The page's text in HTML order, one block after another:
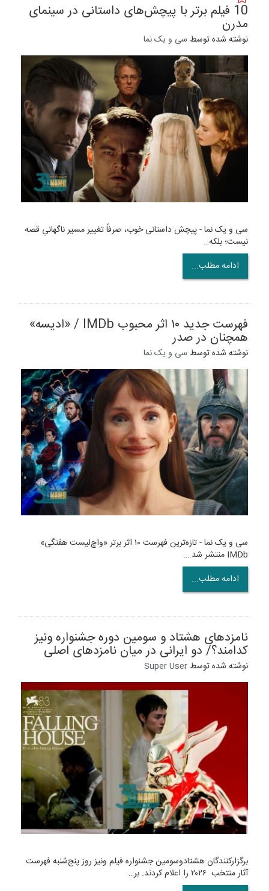
10 فیلم برتر با پیچش‌های داستانی در سینمای
مدرن
نوشته شده توسط سی و یک نما
سی و یک نما - پیچش داستانی خوب، صرفاً تغییر مسیر ناگهانیِ قصه
نیست؛ بلکه…
ادامه مطلب...
فهرست جدید ۱۰ اثر محبوب IMDb / «ادیسه»
همچنان در صدر
نوشته شده توسط سی و یک نما
سی و یک نما - تازه‌ترین فهرست ۱۰ اثر برتر «واچ‌لیست هفتگی»
IMDb منتشر شد.…
ادامه مطلب...
نامزدهای هشتاد و سومین دوره جشنواره ونیز
کدامند؟/ دو ایرانی در میان نامزدهای اصلی
نوشته شده توسط Super User
برگزارکنندگان هشتادوسومین جشنواره فیلم ونیز روز پنج‌شنبه فهرست
آثار منتخب ۲۰۲۶ را اعلام کردند. بر…